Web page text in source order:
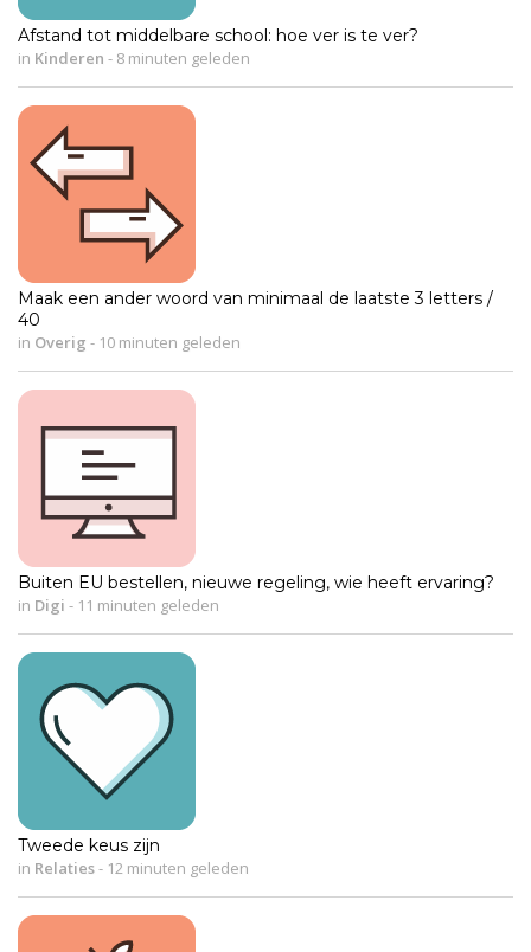
Afstand tot middelbare school: hoe ver is te ver?
in Kinderen - 8 minuten geleden
Maak een ander woord van minimaal de laatste 3 letters /
40
in Overig - 10 minuten geleden
Buiten EU bestellen, nieuwe regeling, wie heeft ervaring?
in Digi - 11 minuten geleden
Tweede keus zijn
in Relaties- 12 minuten geleden